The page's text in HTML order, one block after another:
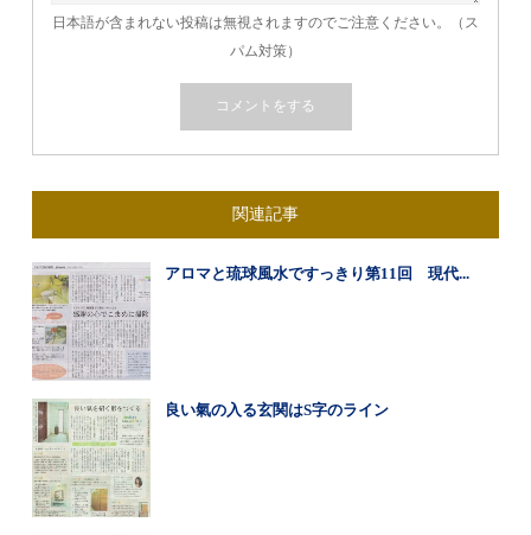
日本語が含まれない投稿は無視されますのでご注意ください。（ス
パム対策）
関連記事
アロマと琉球風水ですっきり第11回 現代...
良い氣の入る玄関はS字のライン